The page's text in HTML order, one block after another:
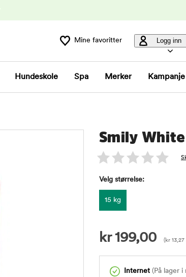
Mine favoritter Logg inn
Hundeskole Spa Merker Kampanje
Smily
Velg størrelse:
15 kg
kr199,00 ( kr 13,27
Internet (På lager